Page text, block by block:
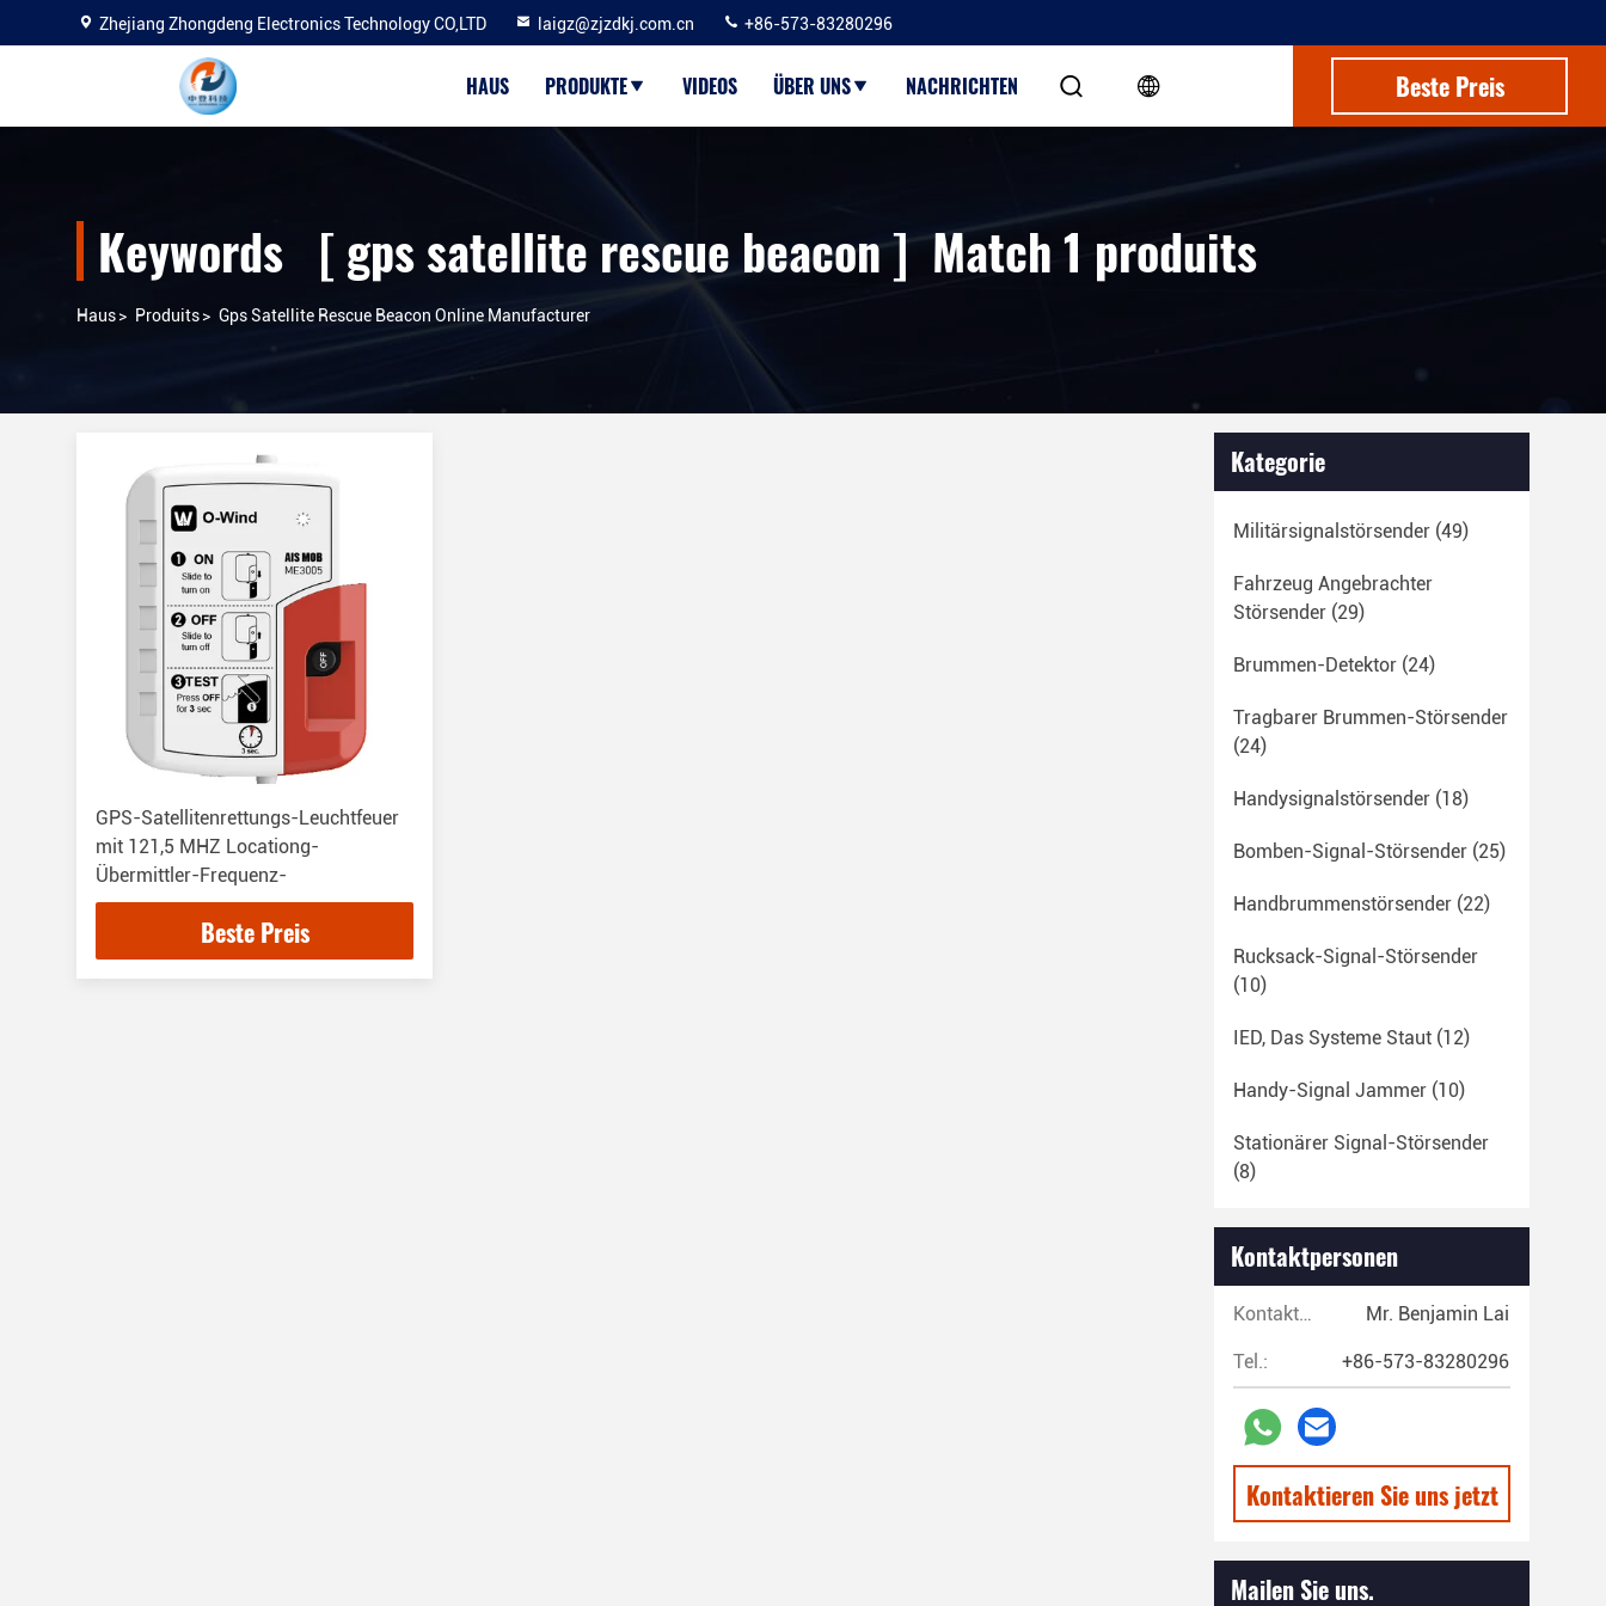
Zhejiang Zhongdeng Electronics Technology CO,LTD laigz@zjzdkj.com.cn +86-573-83280296
HAUS PRODUKTE VIDEOS ÜBER UNS NACHRICHTEN Beste Preis
Keywords [ gps satellite rescue beacon ] Match 1 produits
Haus> Produits> Gps Satellite Rescue Beacon Online Manufacturer
GPS-Satellitenrettungs-Leuchtfeuer
mit 121,5 MHZ Locationg-
Übermittler-Frequenz-
Beste Preis
Kategorie
Militärsignalstörsender (49)
Fahrzeug Angebrachter
Störsender (29)
Brummen-Detektor (24)
Tragbarer Brummen-Störsender
(24)
Handysignalstörsender (18)
Bomben-Signal-Störsender (25)
Handbrummenstörsender (22)
Rucksack-Signal-Störsender
(10)
IED, Das Systeme Staut (12)
Handy-Signal Jammer (10)
Stationärer Signal-Störsender
(8)
Kreuzungs-Detektor(12)
Durch Wand-Radar
Satellitenrettungs-Leuchtfeuer
(4)
Überwachungsradar
Mehrere Drohnen(5)
Kontaktpersonen
Kontaktpersonen: Mr. Benjamin Lai
Tel.: +86-573-83280296
Kontaktieren Sie uns jetzt
Mailen Sie uns.